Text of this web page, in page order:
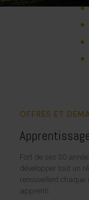
OFFRES ET
Fort de ses 30
développer tout un
renouvellent
apprenti.